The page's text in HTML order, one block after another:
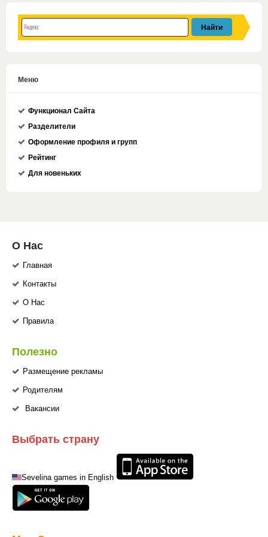
Меню
Функционал Сайта
Разделители
Оформление профиля и групп
Рейтинг
Для новеньких
О Нас
Главная
Контакты
О Нас
Правила
Полезно
Размещение рекламы
Родителям
Вакансии
Выбрать страну
Sevelina games in English